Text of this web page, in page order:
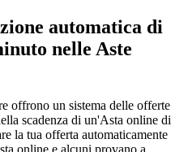
automatica di
nelle Aste
offrono un sistema delle offerte
scadenza di un'Asta online di
la tua offerta automaticamente
online e alcuni provano a